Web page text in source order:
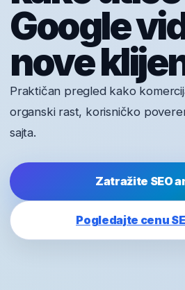
Google
nove
Praktičan pregled kako
organski rast, korisničko
sajta.
Zatražite SEO
Pogledajte cenu